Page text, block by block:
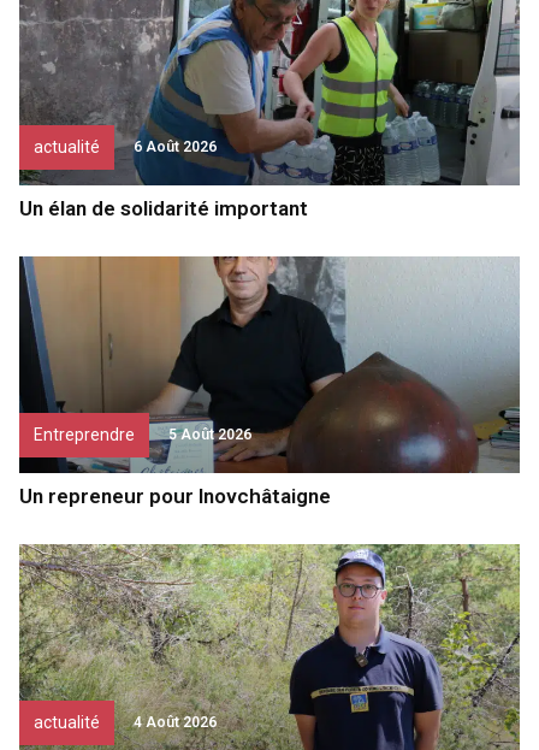
actualité 6 Août 2026
Un élan de solidarité important
Entreprendre 5 Août 2026
Un repreneur pour Inovchâtaigne
actualité 4 Août 2026